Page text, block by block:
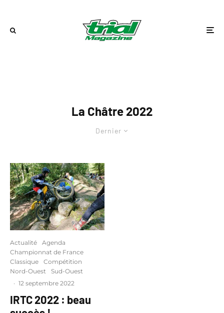
La Châtre 2022
Dernier
Actualité
Agenda
Championnat de France
Classique
Compétition
Nord-Ouest
Sud-Ouest
· 12 septembre 2022
IRTC 2022 : beau